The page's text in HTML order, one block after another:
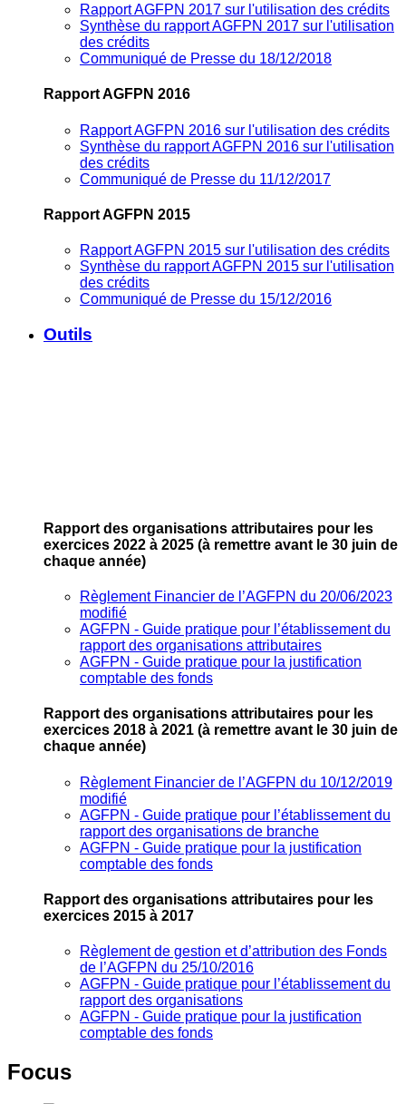
Rapport AGFPN 2017 sur l'utilisation des crédits
Synthèse du rapport AGFPN 2017 sur l'utilisation
des crédits
Communiqué de Presse du 18/12/2018
Rapport AGFPN 2016
Rapport AGFPN 2016 sur l'utilisation des crédits
Synthèse du rapport AGFPN 2016 sur l'utilisation
des crédits
Communiqué de Presse du 11/12/2017
Rapport AGFPN 2015
Rapport AGFPN 2015 sur l'utilisation des crédits
Synthèse du rapport AGFPN 2015 sur l'utilisation
des crédits
Communiqué de Presse du 15/12/2016
Outils
Rapport des organisations attributaires pour les
exercices 2022 à 2025 (à remettre avant le 30 juin de
chaque année)
Règlement Financier de l’AGFPN du 20/06/2023
modifié
AGFPN ‐ Guide pratique pour l’établissement du
rapport des organisations attributaires
AGFPN ‐ Guide pratique pour la justification
comptable des fonds
Rapport des organisations attributaires pour les
exercices 2018 à 2021 (à remettre avant le 30 juin de
chaque année)
Règlement Financier de l’AGFPN du 10/12/2019
modifié
AGFPN ‐ Guide pratique pour l’établissement du
rapport des organisations de branche
AGFPN ‐ Guide pratique pour la justification
comptable des fonds
Rapport des organisations attributaires pour les
exercices 2015 à 2017
Règlement de gestion et d’attribution des Fonds
de l’AGFPN du 25/10/2016
AGFPN ‐ Guide pratique pour l’établissement du
rapport des organisations
AGFPN ‐ Guide pratique pour la justification
comptable des fonds
Focus